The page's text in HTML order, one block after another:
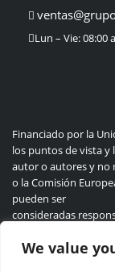
We value
Lun – Vie: 08:00
Financiado por la
los puntos de vista y
autor o autores y no
o la Comisión
pueden ser
consideradas